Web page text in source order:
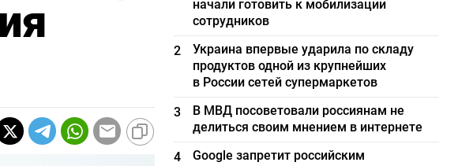
начали готовить к мобилизации
сотрудников
2
Украина впервые ударила по складу
продуктов одной из крупнейших
в России сетей супермаркетов
3
В МВД посоветовали россиянам не
делиться своим мнением в интернете
4
Google запретит российским